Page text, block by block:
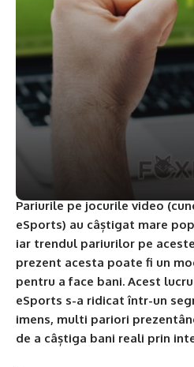
Pariurile pe jocurile video
eSports) au câștigat mare
iar trendul pariurilor pe
prezent acesta poate fi un
pentru a face bani. Acest
eSports s-a ridicat într-un
imens, multi pariori
de a câștiga bani reali prin